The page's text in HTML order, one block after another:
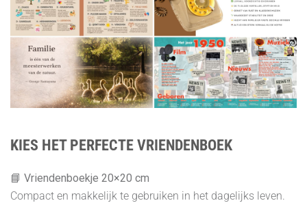
KIES HET PERFECTE VRIENDENBOEK
📘 Vriendenboekje 20×20 cm
Compact en makkelijk te gebruiken in het dagelijks leven.